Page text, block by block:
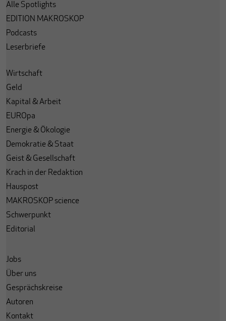
Alle Spotlights
EDITION MAKROSKOP
Podcasts
Leserbriefe
Wirtschaft
Geld
Kapital & Arbeit
EUROpa
Energie & Ökologie
Demokratie & Staat
Geist & Gesellschaft
Krach in der Redaktion
Hauspost
MAKROSKOP science
Schwerpunkt
Editorial
Jobs
Über uns
Gesprächskreise
Autoren
Kontakt